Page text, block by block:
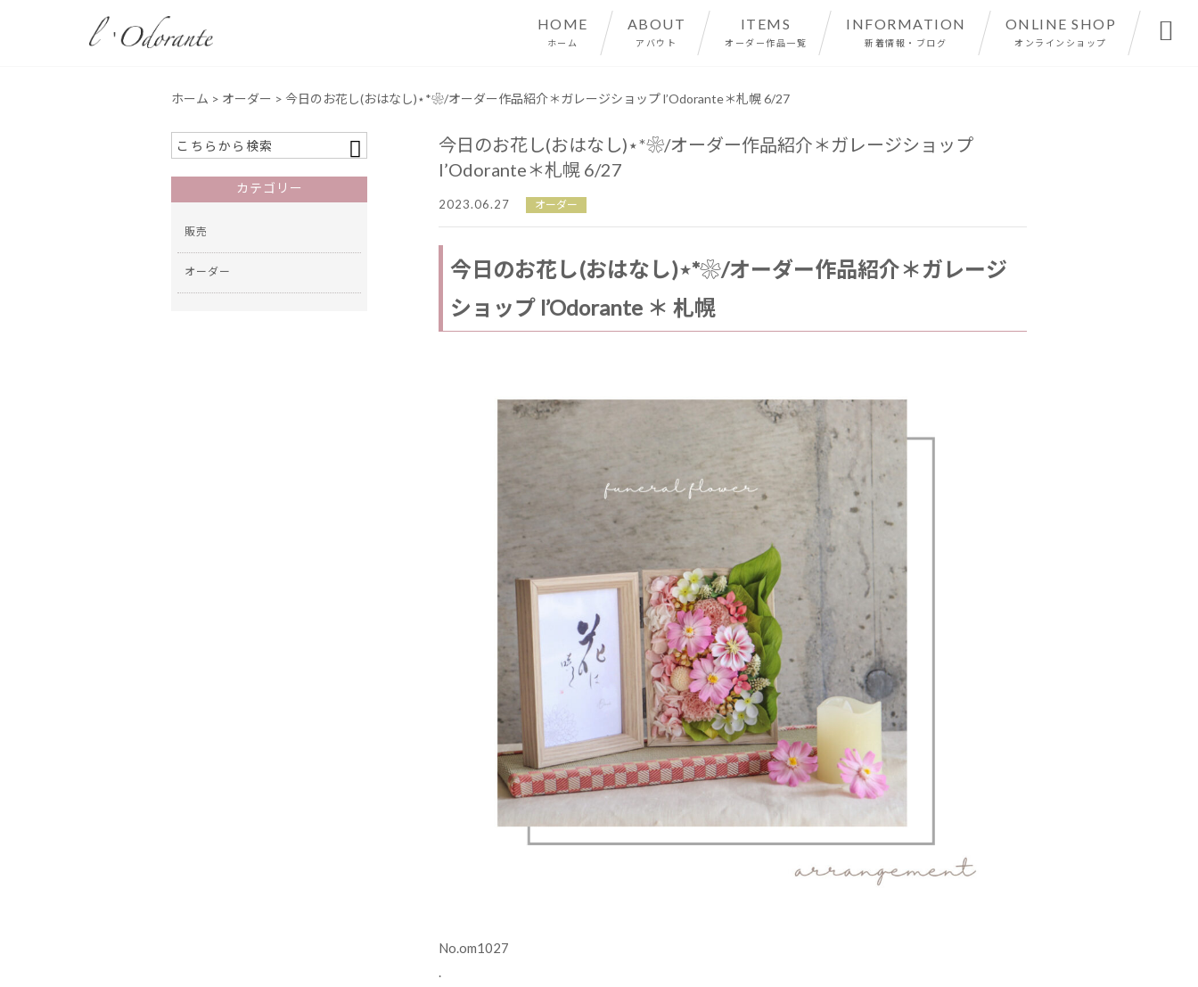
HOME
ホーム
ABOUT
アバウト
ITEMS
オーダー作品一覧
INFORMATION
新着情報・ブログ
ONLINE SHOP
オンラインショップ 
ホーム > オーダー > 今日のお花し(おはなし)⋆*❀/オーダー作品紹介＊ガレージショップ l’Odorante＊札幌 6/27
今日のお花し(おはなし)⋆*❀/オーダー作品紹介＊ガレージショップ
l’Odorante＊札幌 6/27
2023.06.27 オーダー
今日のお花し(おはなし)⋆*❀/オーダー作品紹介＊ガレージ
ショップ l’Odorante ＊ 札幌
No.om1027
.
カテゴリー
販売
オーダー